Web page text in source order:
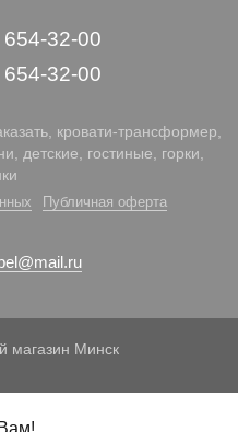
32-00
32-00
кровати-трансформер,
детские, гостиные, горки,
Публичная оферта
магазин Минск